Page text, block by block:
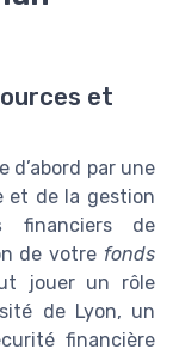
et
d’abord par une
et de la gestion
financiers de
de votre fonds
jouer un rôle
de Lyon, un
financière